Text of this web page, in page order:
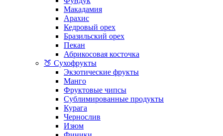
Макадамия
Арахис
Кедровый орех
Бразильский орех
Пекан
Абрикосовая косточка
🍑 Сухофрукты
Экзотические фрукты
Манго
Фруктовые чипсы
Сублимированные продукты
Курага
Чернослив
Изюм